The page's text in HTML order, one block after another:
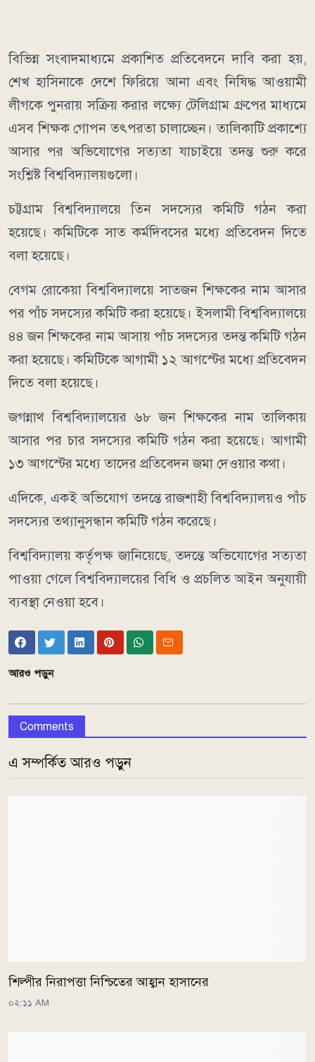
বিভিন্ন সংবাদমাধ্যমে প্রকাশিত প্রতিবেদনে দাবি করা হয়,
শেখ হাসিনাকে দেশে ফিরিয়ে আনা এবং নিষিদ্ধ আওয়ামী
লীগকে পুনরায় সক্রিয় করার লক্ষ্যে টেলিগ্রাম গ্রুপের মাধ্যমে
এসব শিক্ষক গোপন তৎপরতা চালাচ্ছেন। তালিকাটি প্রকাশ্যে
আসার পর অভিযোগের সত্যতা যাচাইয়ে তদন্ত শুরু করে
সংশ্লিষ্ট বিশ্ববিদ্যালয়গুলো।
চট্টগ্রাম বিশ্ববিদ্যালয়ে তিন সদস্যের কমিটি গঠন করা
হয়েছে। কমিটিকে সাত কর্মদিবসের মধ্যে প্রতিবেদন দিতে
বলা হয়েছে।
বেগম রোকেয়া বিশ্ববিদ্যালয়ে সাতজন শিক্ষকের নাম আসার
পর পাঁচ সদস্যের কমিটি করা হয়েছে। ইসলামী বিশ্ববিদ্যালয়ে
৪৪ জন শিক্ষকের নাম আসায় পাঁচ সদস্যের তদন্ত কমিটি গঠন
করা হয়েছে। কমিটিকে আগামী ১২ আগস্টের মধ্যে প্রতিবেদন
দিতে বলা হয়েছে।
জগন্নাথ বিশ্ববিদ্যালয়ের ৬৮ জন শিক্ষকের নাম তালিকায়
আসার পর চার সদস্যের কমিটি গঠন করা হয়েছে। আগামী
১৩ আগস্টের মধ্যে তাদের প্রতিবেদন জমা দেওয়ার কথা।
এদিকে, একই অভিযোগ তদন্তে রাজশাহী বিশ্ববিদ্যালয়ও পাঁচ
সদস্যের তথ্যানুসন্ধান কমিটি গঠন করেছে।
বিশ্ববিদ্যালয় কর্তৃপক্ষ জানিয়েছে, তদন্তে অভিযোগের সত্যতা
পাওয়া গেলে বিশ্ববিদ্যালয়ের বিধি ও প্রচলিত আইন অনুযায়ী
ব্যবস্থা নেওয়া হবে।
আরও পড়ুন
Comments
এ সম্পর্কিত আরও পড়ুন
শিল্পীর নিরাপত্তা নিশ্চিতের আহ্বান হাসানের
০২:১১ AM